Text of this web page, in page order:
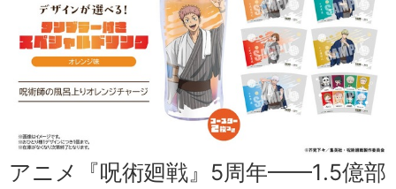
アニメ『呪術廻戦』5周年——1.5億部